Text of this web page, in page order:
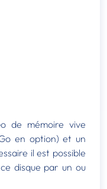
de mémoire vive
en option) et un
il est possible
disque par un ou